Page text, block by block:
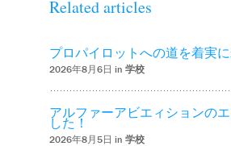
Related articles
プロパイロットへの道を着実
2026年8月6日 in 学校
アルファーアビエィションの
した！
2026年8月5日 in 学校